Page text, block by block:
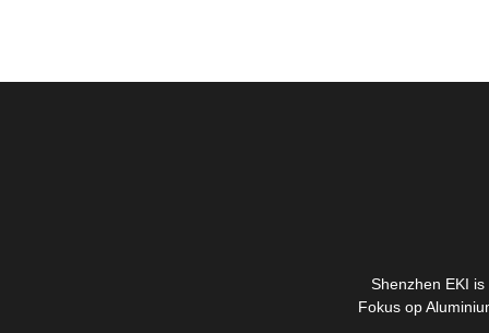
Shenzhen EKI
Fokus op